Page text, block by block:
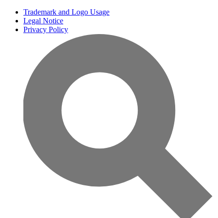
Trademark and Logo Usage
Legal Notice
Privacy Policy